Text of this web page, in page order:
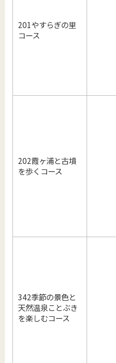
201やすらぎの里
コース
202霞ヶ浦と古墳
を歩くコース
342季節の景色と
天然温泉ことぶき
を楽しむコース